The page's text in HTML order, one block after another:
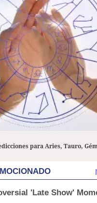
para Aries, Tauro,
'Late Show'